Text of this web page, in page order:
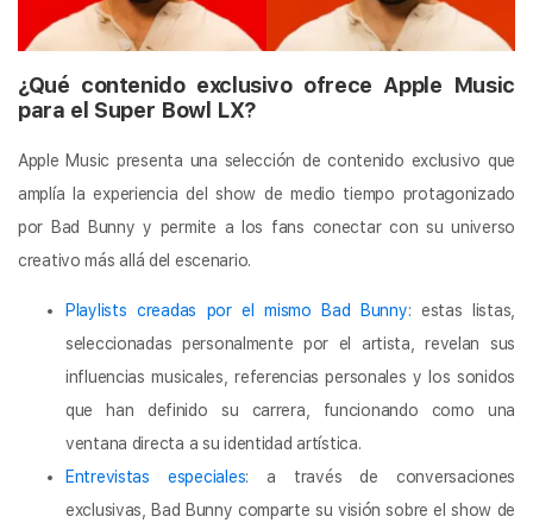
¿Qué contenido exclusivo ofrece Apple Music
para el Super Bowl LX?
Apple Music presenta una selección de contenido exclusivo que
amplía la experiencia del show de medio tiempo protagonizado
por Bad Bunny y permite a los fans conectar con su universo
creativo más allá del escenario.
Playlists creadas por el mismo Bad Bunny: estas listas,
seleccionadas personalmente por el artista, revelan sus
influencias musicales, referencias personales y los sonidos
que han definido su carrera, funcionando como una
ventana directa a su identidad artística.
Entrevistas especiales: a través de conversaciones
exclusivas, Bad Bunny comparte su visión sobre el show de